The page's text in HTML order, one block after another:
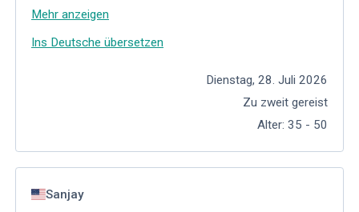
Mehr anzeigen
Ins Deutsche übersetzen
Dienstag, 28. Juli 2026
Zu zweit gereist
Alter: 35 - 50
Sanjay